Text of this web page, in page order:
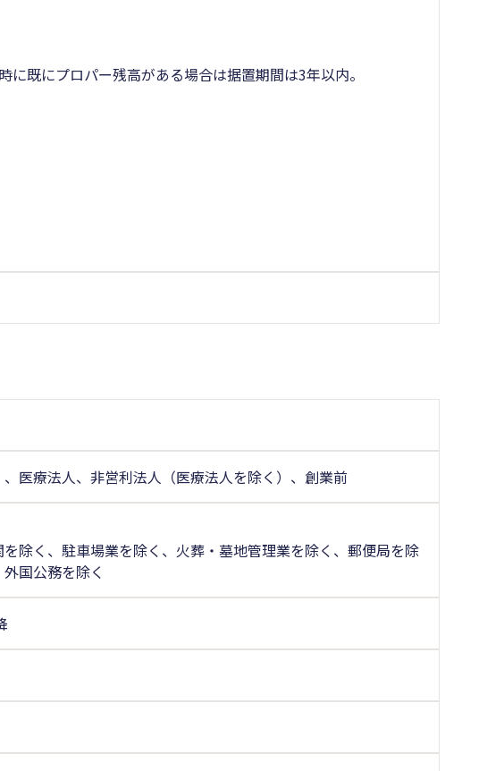
既にプロパー残高がある場合は据置期間は3年以内。
医療法人、非営利法人（医療法人を除く）、創業前
除く、駐車場業を除く、火葬・墓地管理業を除く、郵便局を除
国公務を除く